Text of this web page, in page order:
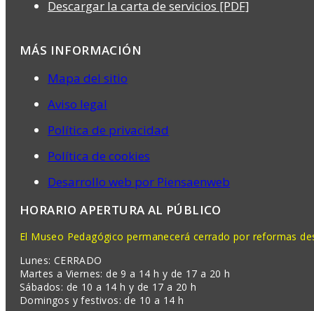
Descargar la carta de servicios [PDF]
MÁS INFORMACIÓN
Mapa del sitio
Aviso legal
Política de privacidad
Política de cookies
Desarrollo web por Piensaenweb
HORARIO APERTURA AL PÚBLICO
El Museo Pedagógico permanecerá cerrado por reformas
Lunes: CERRADO
Martes a Viernes: de 9 a 14 h y de 17 a 20 h
Sábados: de 10 a 14 h y de 17 a 20 h
Domingos y festivos: de 10 a 14 h